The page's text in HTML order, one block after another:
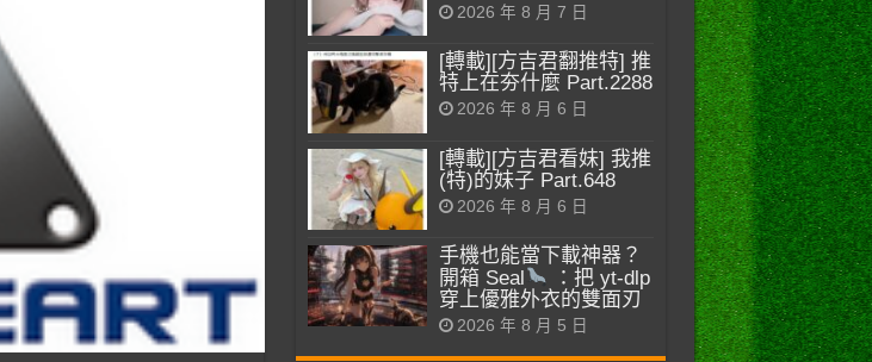
2026 年 8 月 7 日
[轉載][方吉君翻推特] 推
特上在夯什麼 Part.2288
2026 年 8 月 6 日
[轉載][方吉君看妹] 我推
(特)的妹子 Part.648
2026 年 8 月 6 日
手機也能當下載神器？
開箱 Seal
：把 yt-dlp
穿上優雅外衣的雙面刃
2026 年 8 月 5 日